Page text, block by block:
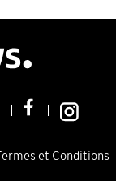
Termes et Conditions